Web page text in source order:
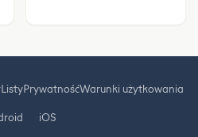
ListyPrywatnośćWarunki użytkowania
iOS